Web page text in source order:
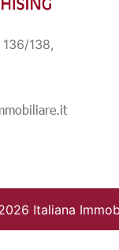
138,
Italiana